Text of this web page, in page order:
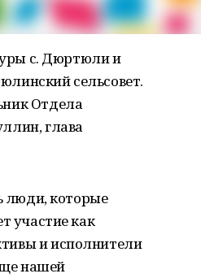
с. Дюртюли и
сельсовет.
Отдела
глава
люди, которые
участие как
и исполнители
нашей